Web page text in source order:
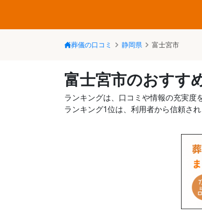
葬儀の口コミ 静岡県 富士宮市
富士宮市のおすす
ランキングは、口コミや情報の充実度
ランキング1位は、利用者から信頼さ